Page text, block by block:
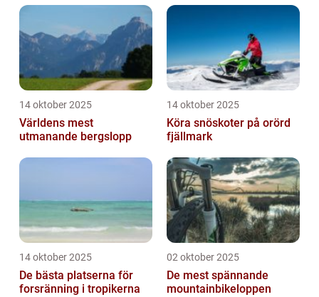
14 oktober 2025
Världens mest
utmanande bergslopp
14 oktober 2025
Köra snöskoter på orörd
fjällmark
14 oktober 2025
De bästa platserna för
forsränning i tropikerna
02 oktober 2025
De mest spännande
mountainbikeloppen